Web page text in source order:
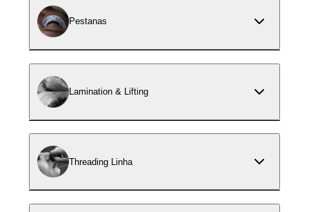
Pestanas
Lamination & Lifting
Threading Linha